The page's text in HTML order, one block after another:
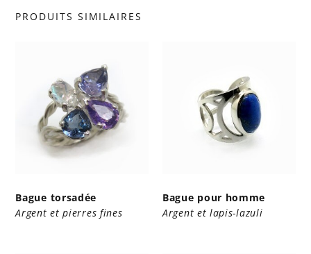
PRODUITS SIMILAIRES
Bague torsadée
Argent et pierres fines
Bague pour homme
Argent et lapis-lazuli